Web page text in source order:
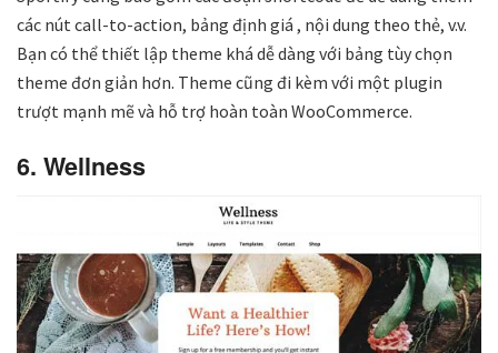
các nút call-to-action, bảng định giá , nội dung theo thẻ, v.v.
Bạn có thể thiết lập theme khá dễ dàng với bảng tùy chọn
theme đơn giản hơn. Theme cũng đi kèm với một plugin
trượt mạnh mẽ và hỗ trợ hoàn toàn WooCommerce.
6. Wellness